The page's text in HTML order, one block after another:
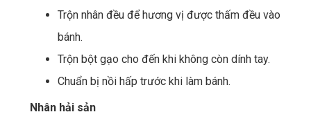
Trộn nhân đều để hương vị được thấm đều vào
bánh.
Trộn bột gạo cho đến khi không còn dính tay.
Chuẩn bị nồi hấp trước khi làm bánh.
Nhân hải sản